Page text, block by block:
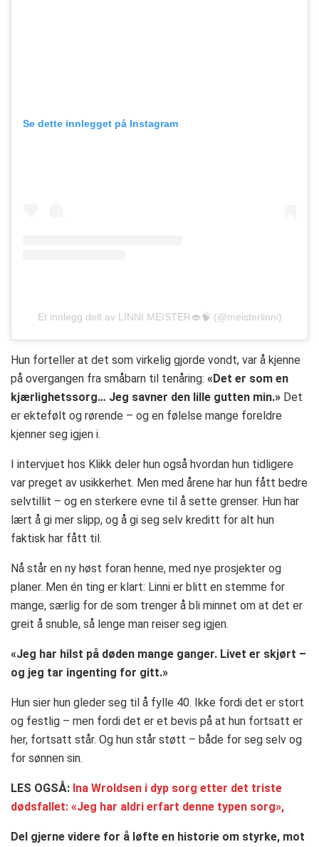
Se dette innlegget på Instagram
Et innlegg delt av LINNI MEISTER👄🧠 (@meisterlinni)
Hun forteller at det som virkelig gjorde vondt, var å kjenne
på overgangen fra småbarn til tenåring: «Det er som en
kjærlighetssorg… Jeg savner den lille gutten min.» Det
er ektefølt og rørende – og en følelse mange foreldre
kjenner seg igjen i.
I intervjuet hos Klikk deler hun også hvordan hun tidligere
var preget av usikkerhet. Men med årene har hun fått bedre
selvtillit – og en sterkere evne til å sette grenser. Hun har
lært å gi mer slipp, og å gi seg selv kreditt for alt hun
faktisk har fått til.
Nå står en ny høst foran henne, med nye prosjekter og
planer. Men én ting er klart: Linni er blitt en stemme for
mange, særlig for de som trenger å bli minnet om at det er
greit å snuble, så lenge man reiser seg igjen.
«Jeg har hilst på døden mange ganger. Livet er skjørt –
og jeg tar ingenting for gitt.»
Hun sier hun gleder seg til å fylle 40. Ikke fordi det er stort
og festlig – men fordi det er et bevis på at hun fortsatt er
her, fortsatt står. Og hun står støtt – både for seg selv og
for sønnen sin.
LES OGSÅ: Ina Wroldsen i dyp sorg etter det triste
dødsfallet: «Jeg har aldri erfart denne typen sorg»,
Del gjerne videre for å løfte en historie om styrke, mot